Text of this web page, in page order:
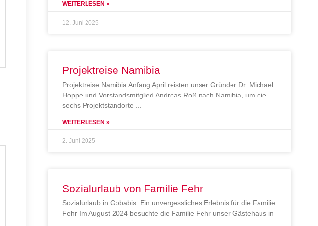
WEITERLESEN »
12. Juni 2025
Projektreise Namibia
Projektreise Namibia Anfang April reisten unser Gründer Dr. Michael
Hoppe und Vorstandsmitglied Andreas Roß nach Namibia, um die
sechs Projektstandorte
WEITERLESEN »
2. Juni 2025
Sozialurlaub von Familie Fehr
Sozialurlaub in Gobabis: Ein unvergessliches Erlebnis für die Familie
Fehr Im August 2024 besuchte die Familie Fehr unser Gästehaus in